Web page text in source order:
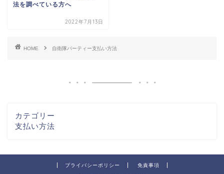
法を調べている方へ
2022年7月13日
HOME 自衛隊パーティー支払い方法
カテゴリー
支払い方法
プライバシーポリシー 免責事項